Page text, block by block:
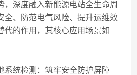
，深度融入新能源电站全生命周
全、防范电气风险、提升运维效
代的作用，其核心应用场景如
统检测：筑牢安全防护屏障